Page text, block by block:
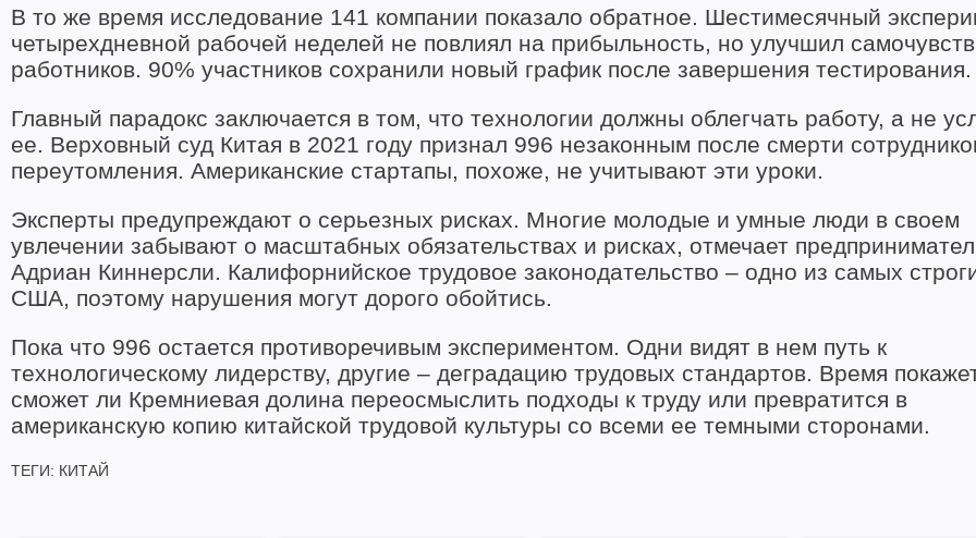
В то же время исследование 141 компании показало обратное. Шестимесячный
четырехдневной рабочей неделей не повлиял на прибыльность, но улучшил
работников. 90% участников сохранили новый график после завершения тестирования.
Главный парадокс заключается в том, что технологии должны облегчать работу, а не
ее. Верховный суд Китая в 2021 году признал 996 незаконным после смерти
переутомления. Американские стартапы, похоже, не учитывают эти уроки.
Эксперты предупреждают о серьезных рисках. Многие молодые и умные люди в своем
увлечении забывают о масштабных обязательствах и рисках, отмечает
Адриан Киннерсли. Калифорнийское трудовое законодательство – одно из самых
США, поэтому нарушения могут дорого обойтись.
Пока что 996 остается противоречивым экспериментом. Одни видят в нем путь к
технологическому лидерству, другие – деградацию трудовых стандартов. Время
сможет ли Кремниевая долина переосмыслить подходы к труду или превратится в
американскую копию китайской трудовой культуры со всеми ее темными сторонами.
ТЕГИ: КИТАЙ